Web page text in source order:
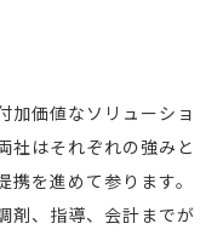
加価値なソリューショ
社はそれぞれの強みと
を進めて参ります。
剤、指導、会計までが